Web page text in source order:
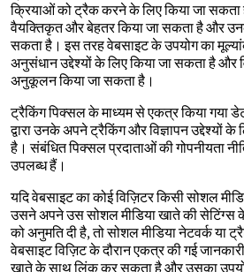
क्रियाओं को ट्रैक करने के लिए किया जा सकता
वैयक्तिकृत और बेहतर किया जा सकता है और
सकता है। इस तरह वेबसाइट के उपयोग का
अनुसंधान उद्देश्यों के लिए किया जा सकता है और
अनुकूलन किया जा सकता है।
ट्रैकिंग पिक्सल के माध्यम से एकत्र किया गया
द्वारा उनके अपने ट्रैकिंग और विज्ञापन उद्देश्यों
है। संबंधित पिक्सल प्रदाताओं की गोपनीयता
उपलब्ध हैं।
यदि वेबसाइट का कोई विज़िटर किसी सोशल
उसने अपने उस सोशल मीडिया खाते की सेटिंग्स
को अनुमति दी है, तो सोशल मीडिया नेटवर्क या
वेबसाइट विज़िट के दौरान एकत्र की गई
खाते के साथ लिंक कर सकता है और उसका उपयोग